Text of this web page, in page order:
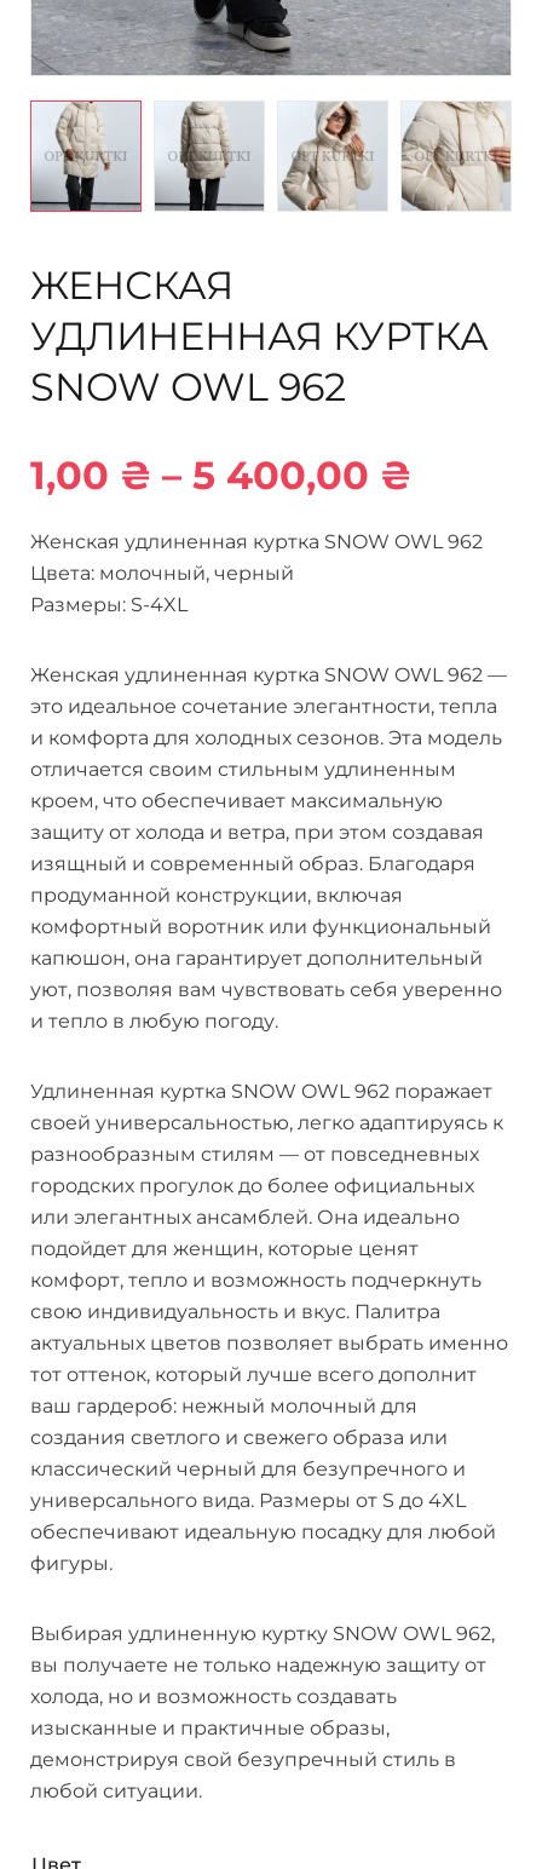
ЖЕНСКАЯ
УДЛИНЕННАЯ КУРТКА
SNOW OWL 962
1,00 ₴ – 5 400,00 ₴
Женская удлиненная куртка SNOW OWL 962
Цвета: молочный, черный
Размеры: S-4XL
Женская удлиненная куртка SNOW OWL 962 —
это идеальное сочетание элегантности, тепла
и комфорта для холодных сезонов. Эта модель
отличается своим стильным удлиненным
кроем, что обеспечивает максимальную
защиту от холода и ветра, при этом создавая
изящный и современный образ. Благодаря
продуманной конструкции, включая
комфортный воротник или функциональный
капюшон, она гарантирует дополнительный
уют, позволяя вам чувствовать себя уверенно
и тепло в любую погоду.
Удлиненная куртка SNOW OWL 962 поражает
своей универсальностью, легко адаптируясь к
разнообразным стилям — от повседневных
городских прогулок до более официальных
или элегантных ансамблей. Она идеально
подойдет для женщин, которые ценят
комфорт, тепло и возможность подчеркнуть
свою индивидуальность и вкус. Палитра
актуальных цветов позволяет выбрать именно
тот оттенок, который лучше всего дополнит
ваш гардероб: нежный молочный для
создания светлого и свежего образа или
классический черный для безупречного и
универсального вида. Размеры от S до 4XL
обеспечивают идеальную посадку для любой
фигуры.
Выбирая удлиненную куртку SNOW OWL 962,
вы получаете не только надежную защиту от
холода, но и возможность создавать
изысканные и практичные образы,
демонстрируя свой безупречный стиль в
любой ситуации.